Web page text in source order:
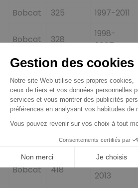
Bobcat 325 1997-2011
Bobcat 328
1998-
2007
1993-
2000
Bobcat 328D
1993-
2000
329
2009
Bobcat 418
2013